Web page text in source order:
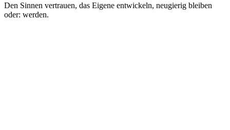
Den Sinnen vertrauen, das Eigene entwickeln, neugierig bleiben
oder: werden.